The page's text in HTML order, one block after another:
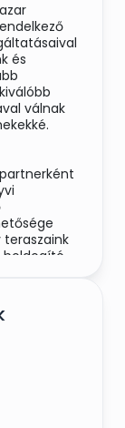
és
válnak
boldogító